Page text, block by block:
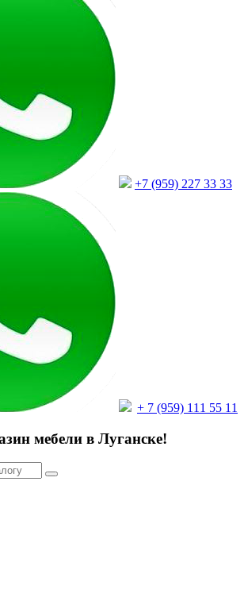
+7 (959) 227 33 33
+ 7 (959) 111 55 11
мебели в Луганске!